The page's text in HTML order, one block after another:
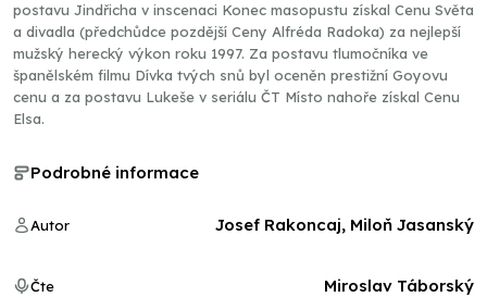
postavu Jindřicha v inscenaci Konec masopustu získal Cenu Světa
a divadla (předchůdce pozdější Ceny Alfréda Radoka) za nejlepší
mužský herecký výkon roku 1997. Za postavu tlumočníka ve
španělském filmu Dívka tvých snů byl oceněn prestižní Goyovu
cenu a za postavu Lukeše v seriálu ČT Místo nahoře získal Cenu
Elsa.
Podrobné informace
Autor Josef Rakoncaj, Miloň Jasanský
Čte Miroslav Táborský